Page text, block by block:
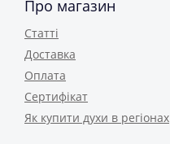
Про магазин
Статті
Доставка
Оплата
Сертифікат
Як купити духи в регіонах